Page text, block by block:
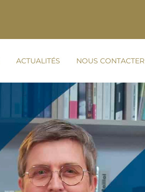
ACTUALITÉS NOUS CONTACTER